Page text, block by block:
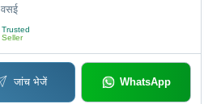
वसई
Trusted
Seller
जांच भेजें WhatsApp